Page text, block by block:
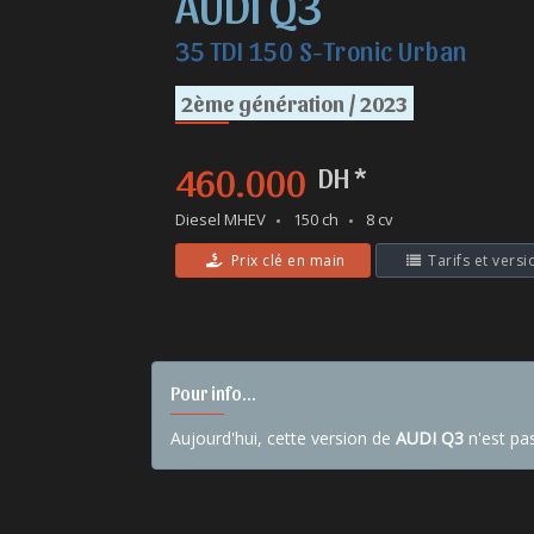
35 TDI 150 S-Tronic Urban
2ème génération / 2023
460.000 DH *
Diesel MHEV 150 ch 8 cv
Prix clé en main Tarifs et
Pour info...
Aujourd'hui, cette version de AUDI Q3 n'est